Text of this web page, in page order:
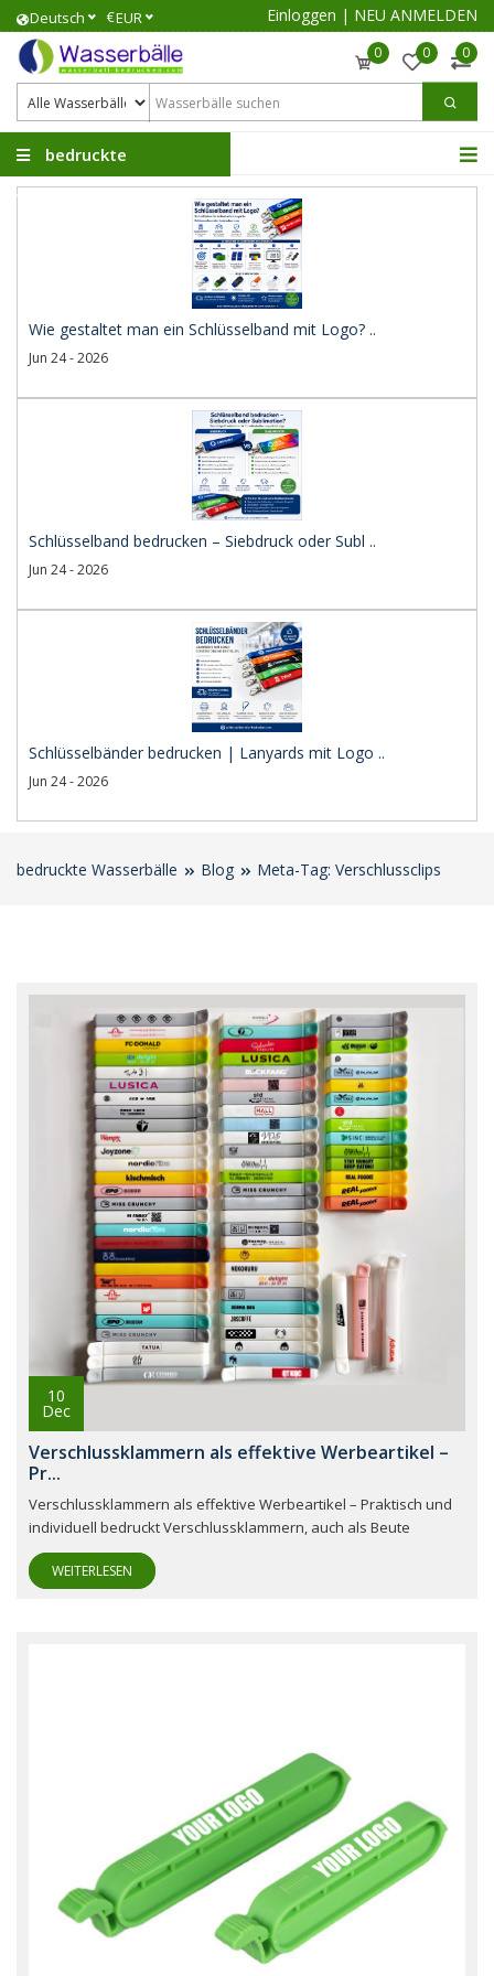
Deutsch €EUR Einloggen | NEU ANMELDEN
0 0 0
bedruckte
Wasserbälle
Wie gestaltet man ein Schlüsselband mit Logo? ..
Jun 24 - 2026
Schlüsselband bedrucken – Siebdruck oder Subl ..
Jun 24 - 2026
Schlüsselbänder bedrucken | Lanyards mit Logo ..
Jun 24 - 2026
bedruckte Wasserbälle Blog Meta-Tag: Verschlussclips
10
Dec
Verschlussklammern als effektive Werbeartikel –
Pr...
Verschlussklammern als effektive Werbeartikel – Praktisch und
individuell bedruckt Verschlussklammern, auch als Beute
WEITERLESEN